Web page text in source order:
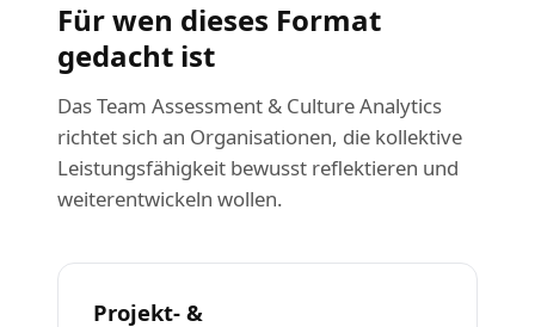
Für wen dieses Format
gedacht ist
Das Team Assessment & Culture Analytics
richtet sich an Organisationen, die kollektive
Leistungsfähigkeit bewusst reflektieren und
weiterentwickeln wollen.
Projekt- &